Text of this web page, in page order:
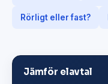
Rörligt eller fast?
Jämför elavtal